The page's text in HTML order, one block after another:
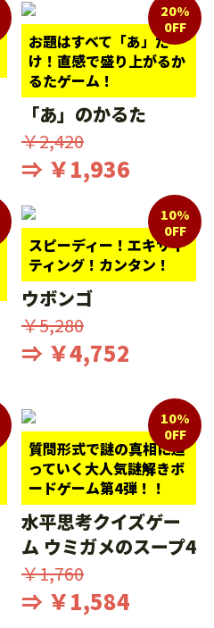
お題はすべて「あ」だ
け！直感で盛り上がるか
るたゲーム！
20%
0FF
「あ」のかるた
￥2,420
⇒ ￥1,936
スピーディー！エキサイ
ティング！カンタン！
10%
0FF
ウボンゴ
￥5,280
⇒ ￥4,752
質問形式で謎の真相に迫
っていく大人気謎解きボ
ードゲーム第4弾！！
10%
0FF
水平思考クイズゲー
ム ウミガメのスープ4
￥1,760
⇒ ￥1,584